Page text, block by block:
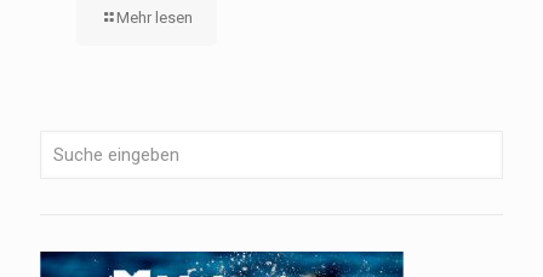
Mehr lesen